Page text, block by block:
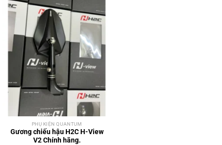
PHỤ KIỆN QUANTUM
Gương chiếu hậu H2C H-View
V2 Chính hãng.